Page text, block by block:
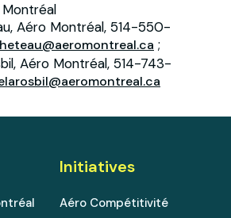
Montréal
Aéro Montréal, 514-550-
;
Aéro Montréal, 514-743-
Initiatives
Aéro Compétitivité